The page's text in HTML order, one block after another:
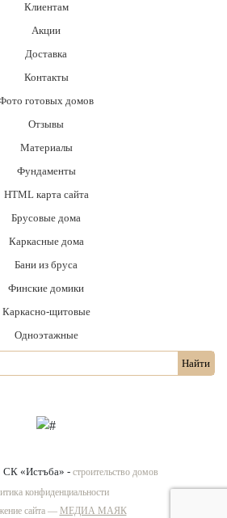
Клиентам
Акции
Доставка
Контакты
готовых домов
Отзывы
Материалы
Фундаменты
HTML карта сайта
Брусовые дома
Каркасные дома
Бани из бруса
Финские домики
Каркасно-щитовые
Одноэтажные
«Истъба» - строительство домов
конфиденциальности
сайта — МЕДИА МАЯК